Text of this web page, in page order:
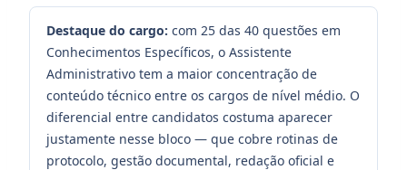
Destaque do cargo: com 25 das 40 questões em
Conhecimentos Específicos, o Assistente
Administrativo tem a maior concentração de
conteúdo técnico entre os cargos de nível médio. O
diferencial entre candidatos costuma aparecer
justamente nesse bloco — que cobre rotinas de
protocolo, gestão documental, redação oficial e